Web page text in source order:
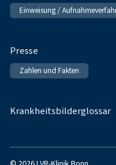
Einweisung /
Presse
Zahlen und Fakten
Krankheitsbilderglossar